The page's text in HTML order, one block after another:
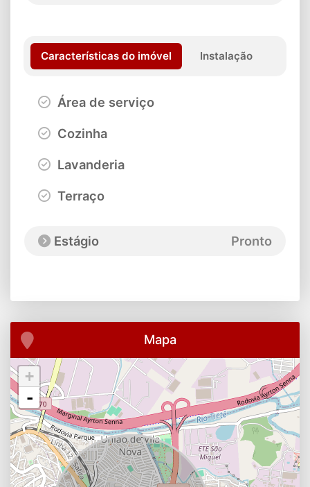
Características do imóvel Instalação
Área de serviço
Cozinha
Lavanderia
Terraço
Estágio Pronto
Mapa
+
-